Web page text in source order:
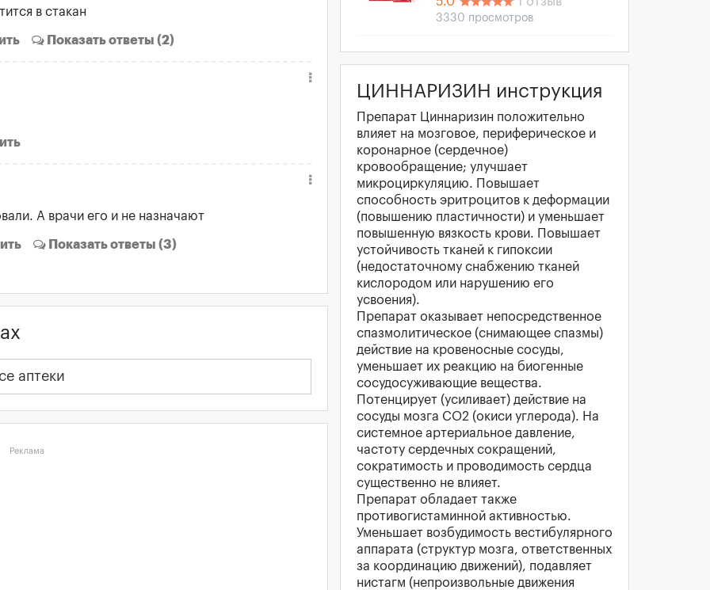
в стакан
Показатьответы (2)
А врачи его и не назначают
Показатьответы (3)
аптеки
Реклама
3330 просмотров
ЦИННАРИЗИН инструкция
Препарат Циннаризин положительно
влияет на мозговое, периферическое и
коронарное (сердечное)
кровообращение; улучшает
микроциркуляцию. Повышает
способность эритроцитов к деформации
(повышению пластичности) и уменьшает
повышенную вязкость крови. Повышает
устойчивость тканей к гипоксии
(недостаточному снабжению тканей
кислородом или нарушению его
усвоения).
Препарат оказывает непосредственное
спазмолитическое (снимающее спазмы)
действие на кровеносные сосуды,
уменьшает их реакцию на биогенные
сосудосуживающие вещества.
Потенцирует (усиливает) действие на
сосуды мозга СО2 (окиси углерода). На
системное артериальное давление,
частоту сердечных сокращений,
сократимость и проводимость сердца
существенно не влияет.
Препарат обладает также
противогистаминной активностью.
Уменьшает возбудимость вестибулярного
аппарата (структур мозга, ответственных
за координацию движений), подавляет
нистагм (непроизвольные движения